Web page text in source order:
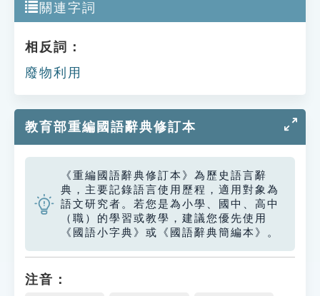
關連字詞
相反詞：
廢物利用
教育部重編國語辭典修訂本
《重編國語辭典修訂本》為歷史語言辭
典，主要記錄語言使用歷程，適用對象為
語文研究者。若您是為小學、國中、高中
（職）的學習或教學，建議您優先使用
《國語小字典》或《國語辭典簡編本》。
注音：